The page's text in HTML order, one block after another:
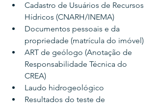
Cadastro de Usuários de Recursos
Hídricos (CNARH/INEMA)
Documentos pessoais e da
propriedade (matrícula do imóvel)
ART de geólogo (Anotação de
Responsabilidade Técnica do
CREA)
Laudo hidrogeológico
Resultados do teste de